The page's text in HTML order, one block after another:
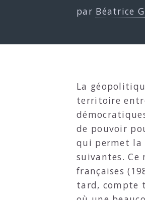
par Béatrice
La
territoire
de pouvoir
qui permet la
suivantes.
françaises
tard, compte